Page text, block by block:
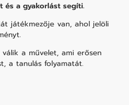
és a gyakorlást segíti.
játékmezője van, ahol jelöli
a művelet, ami erősen
a tanulás folyamatát.